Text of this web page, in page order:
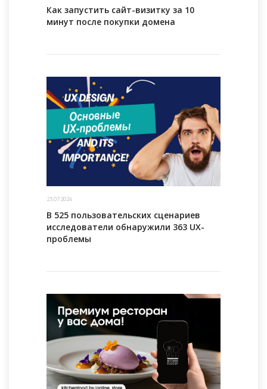
Как запустить сайт-визитку за 10
минут после покупки домена
23.07.2026
В 525 пользовательских сценариев
исследователи обнаружили 363 UX-
проблемы